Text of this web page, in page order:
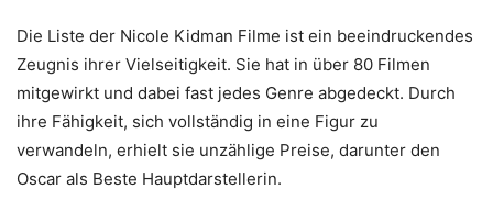
Die Liste der Nicole Kidman Filme ist ein beeindruckendes
Zeugnis ihrer Vielseitigkeit. Sie hat in über 80 Filmen
mitgewirkt und dabei fast jedes Genre abgedeckt. Durch
ihre Fähigkeit, sich vollständig in eine Figur zu
verwandeln, erhielt sie unzählige Preise, darunter den
Oscar als Beste Hauptdarstellerin.